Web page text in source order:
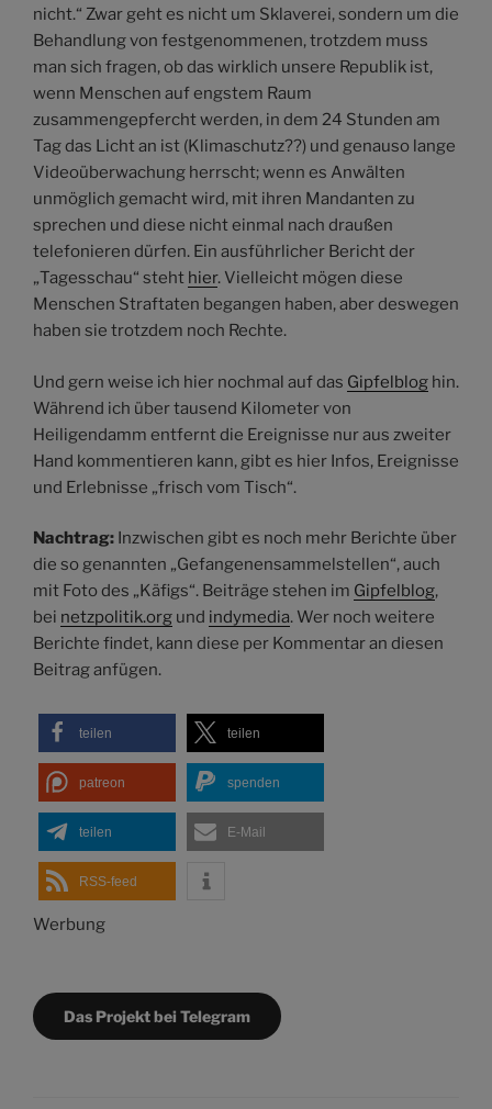
nicht.“ Zwar geht es nicht um Sklaverei, sondern um die
Behandlung von festgenommenen, trotzdem muss
man sich fragen, ob das wirklich unsere Republik ist,
wenn Menschen auf engstem Raum
zusammengepfercht werden, in dem 24 Stunden am
Tag das Licht an ist (Klimaschutz??) und genauso lange
Videoüberwachung herrscht; wenn es Anwälten
unmöglich gemacht wird, mit ihren Mandanten zu
sprechen und diese nicht einmal nach draußen
telefonieren dürfen. Ein ausführlicher Bericht der
„Tagesschau“ steht hier. Vielleicht mögen diese
Menschen Straftaten begangen haben, aber deswegen
haben sie trotzdem noch Rechte.
Und gern weise ich hier nochmal auf das Gipfelblog hin.
Während ich über tausend Kilometer von
Heiligendamm entfernt die Ereignisse nur aus zweiter
Hand kommentieren kann, gibt es hier Infos, Ereignisse
und Erlebnisse „frisch vom Tisch“.
Nachtrag: Inzwischen gibt es noch mehr Berichte über
die so genannten „Gefangenensammelstellen“, auch
mit Foto des „Käfigs“. Beiträge stehen im Gipfelblog,
bei netzpolitik.org und indymedia. Wer noch weitere
Berichte findet, kann diese per Kommentar an diesen
Beitrag anfügen.
teilen teilen
patreon spenden
teilen E-Mail
RSS-feed
Werbung
Das Projekt bei Telegram